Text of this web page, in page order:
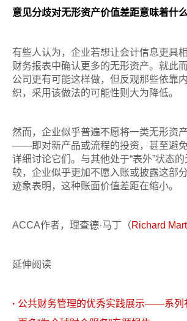
意见分歧对无形资产价值差距意味着什么
有些人认为，企业若想让会计信息更具
财务报表中确认更多的无形资产。就此
公司更有可能这样做，但反观那些依靠
织，采用该做法的可能性则大为降低。
然而，企业似乎普遍不愿将一类无形资
——即对新产品或流程的投资，甚至避
详细讨论它们。与其他处于“表外”状态
较，企业似乎更加不愿入账或披露这部
迹象表明，这种账面价值差距在缩小。
ACCA作者，理查德·马丁（ Richard
延伸阅读
· 公共财务管理的优秀实践展示——系列